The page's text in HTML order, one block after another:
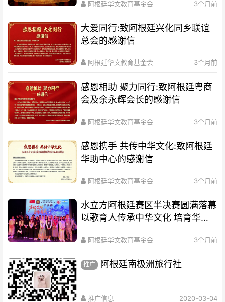
阿根廷华文教育基金会 3个月前
大爱同行:致阿根廷兴化同乡联谊
总会的感谢信
阿根廷华文教育基金会 3个月前
感恩相助 聚力同行:致阿根廷粤商
会及余永辉会长的感谢信
阿根廷华文教育基金会 3个月前
感恩携手 共传中华文化:致阿根廷
华助中心的感谢信
阿根廷华文教育基金会 3个月前
水立方阿根廷赛区半决赛圆满落幕
以歌育人传承中华文化 培育华裔
阿根廷华文教育基金会 3个月前
推广 阿根廷南极洲旅行社
推广信息 2020-03-04